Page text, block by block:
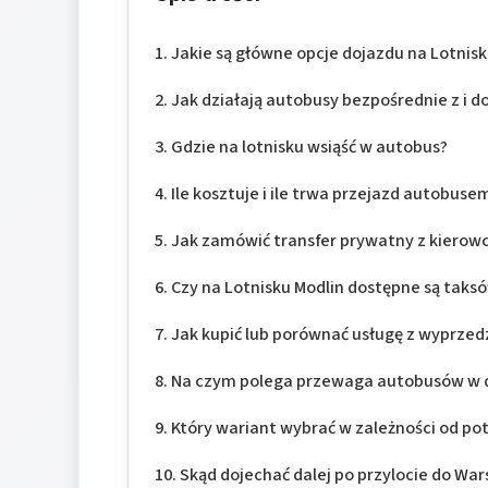
Jakie są główne opcje dojazdu na
Jak działają autobusy bezpośrednie z i
Gdzie na lotnisku wsiąść w autobus?
Ile kosztuje i ile trwa przejazd
Jak zamówić transfer prywatny z
Czy na Lotnisku Modlin dostępne są
Jak kupić lub porównać usługę z
Na czym polega przewaga autobusów w
Który wariant wybrać w zależności od
Skąd dojechać dalej po przylocie do